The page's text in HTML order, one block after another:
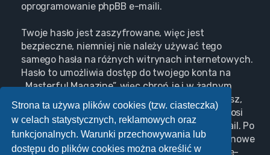
Strona ta używa plików cookies (tzw. ciasteczka)
w celach statystycznych, reklamowych oraz
funkcjonalnych. Warunki przechowywania lub
dostępu do plików cookies można określić w
oprogramowanie phpBB e-maili.
Twoje hasło jest zaszyfrowane, więc jest
bezpieczne, niemniej nie należy używać tego
samego hasła na różnych witrynach internetowych.
Hasło to umożliwia dostęp do twojego konta na
„Masterful Magazine”, więc chroń je i w żadnym
wypadku nie podawaj
nikomu . Jeśli je zapomnisz,
użyj funkcji „Nie pamiętam hasła”. Witryna poprosi
cię o podanie nazwy użytkownika i adresu e-mail. Po
podaniu tych danych zostanie wygenerowane nowe
hasło i przesłane na podany przez ciebie adres e-